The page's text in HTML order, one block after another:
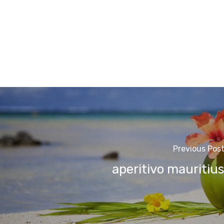
Previous Post
aperitivo mauritius